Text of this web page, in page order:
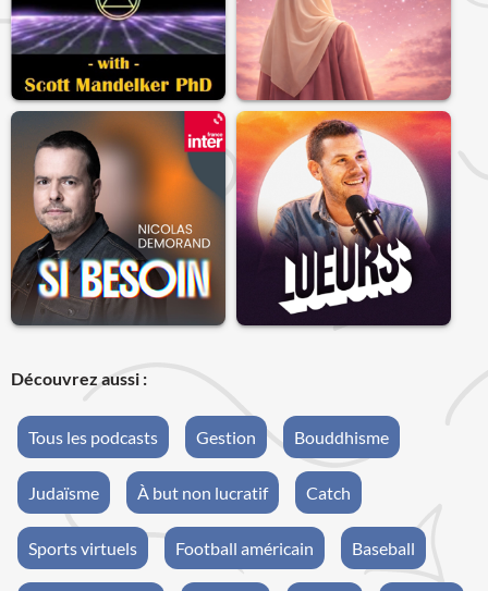
Découvrez aussi :
Tous les podcasts Gestion Bouddhisme
Judaïsme À but non lucratif Catch
Sports virtuels Football américain Baseball